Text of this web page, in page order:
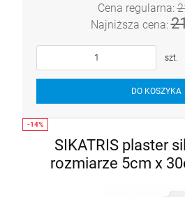
Cena regularna:
Najniższa cena:
szt.
DO KOSZYKA
SIKATRIS plaster
rozmiarze 5cm x